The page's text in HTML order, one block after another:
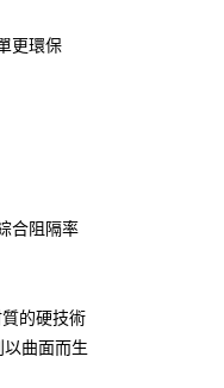
更環保
合阻隔率
的硬技術
曲面而生